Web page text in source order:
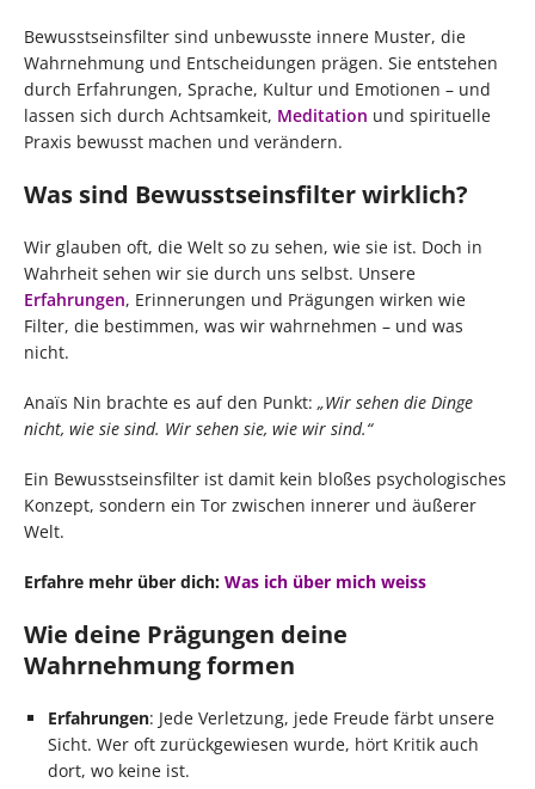
Bewusstseinsfilter sind unbewusste innere Muster, die
Wahrnehmung und Entscheidungen prägen. Sie entstehen
durch Erfahrungen, Sprache, Kultur und Emotionen – und
lassen sich durch Achtsamkeit, Meditation und spirituelle
Praxis bewusst machen und verändern.
Was sind Bewusstseinsfilter wirklich?
Wir glauben oft, die Welt so zu sehen, wie sie ist. Doch in
Wahrheit sehen wir sie durch uns selbst. Unsere
Erfahrungen, Erinnerungen und Prägungen wirken wie
Filter, die bestimmen, was wir wahrnehmen – und was
nicht.
Anaïs Nin brachte es auf den Punkt: „Wir sehen die Dinge
nicht, wie sie sind. Wir sehen sie, wie wir sind.“
Ein Bewusstseinsfilter ist damit kein bloßes psychologisches
Konzept, sondern ein Tor zwischen innerer und äußerer
Welt.
Erfahre mehr über dich: Was ich über mich weiss
Wie deine Prägungen deine
Wahrnehmung formen
Erfahrungen: Jede Verletzung, jede Freude färbt unsere
Sicht. Wer oft zurückgewiesen wurde, hört Kritik auch
dort, wo keine ist.